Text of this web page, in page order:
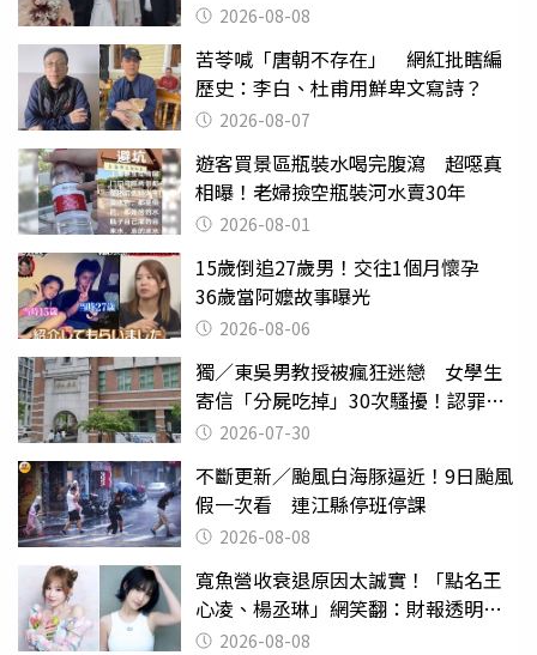
2026-08-08
苦苓喊「唐朝不存在」 網紅批瞎編
歷史：李白、杜甫用鮮卑文寫詩？
2026-08-07
遊客買景區瓶裝水喝完腹瀉 超噁真
相曝！老婦撿空瓶裝河水賣30年
2026-08-01
15歲倒追27歲男！交往1個月懷孕
36歲當阿嬤故事曝光
2026-08-06
獨／東吳男教授被瘋狂迷戀 女學生
寄信「分屍吃掉」30次騷擾！認罪免
關 2026-07-30
不斷更新／颱風白海豚逼近！9日颱風
假一次看 連江縣停班停課
2026-08-08
寬魚營收衰退原因太誠實！「點名王
心凌、楊丞琳」網笑翻：財報透明度
滿分2026-08-08